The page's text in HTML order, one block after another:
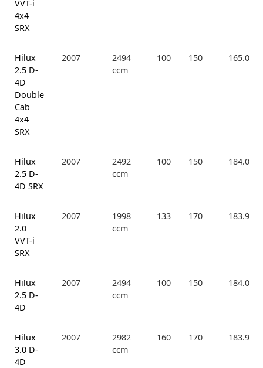
VVT-i
4x4
SRX
Hilux
2.5 D-
4D
Double
Cab
4x4
SRX
2007
2494
ccm
100 150 165.0
Hilux
2.5 D-
4D SRX
2007
2492
ccm
100 150 184.0
Hilux
2.0
VVT-i
SRX
2007
1998
ccm
133 170 183.9
Hilux
2.5 D-
4D
2007
2494
ccm
100 150 184.0
Hilux
3.0 D-
4D
2007
2982
ccm
160 170 183.9